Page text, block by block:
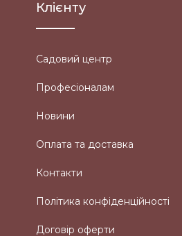
Клієнту
Садовий центр
Професіоналам
Новини
Оплата та доставка
Контакти
Політика конфіденційності
Договір оферти